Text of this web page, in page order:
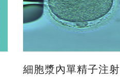
細胞漿內單精子注射